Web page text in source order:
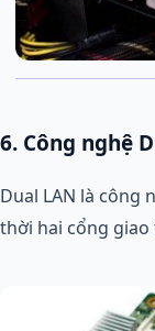
6. Công nghệ
Dual LAN là công
thời hai cổng